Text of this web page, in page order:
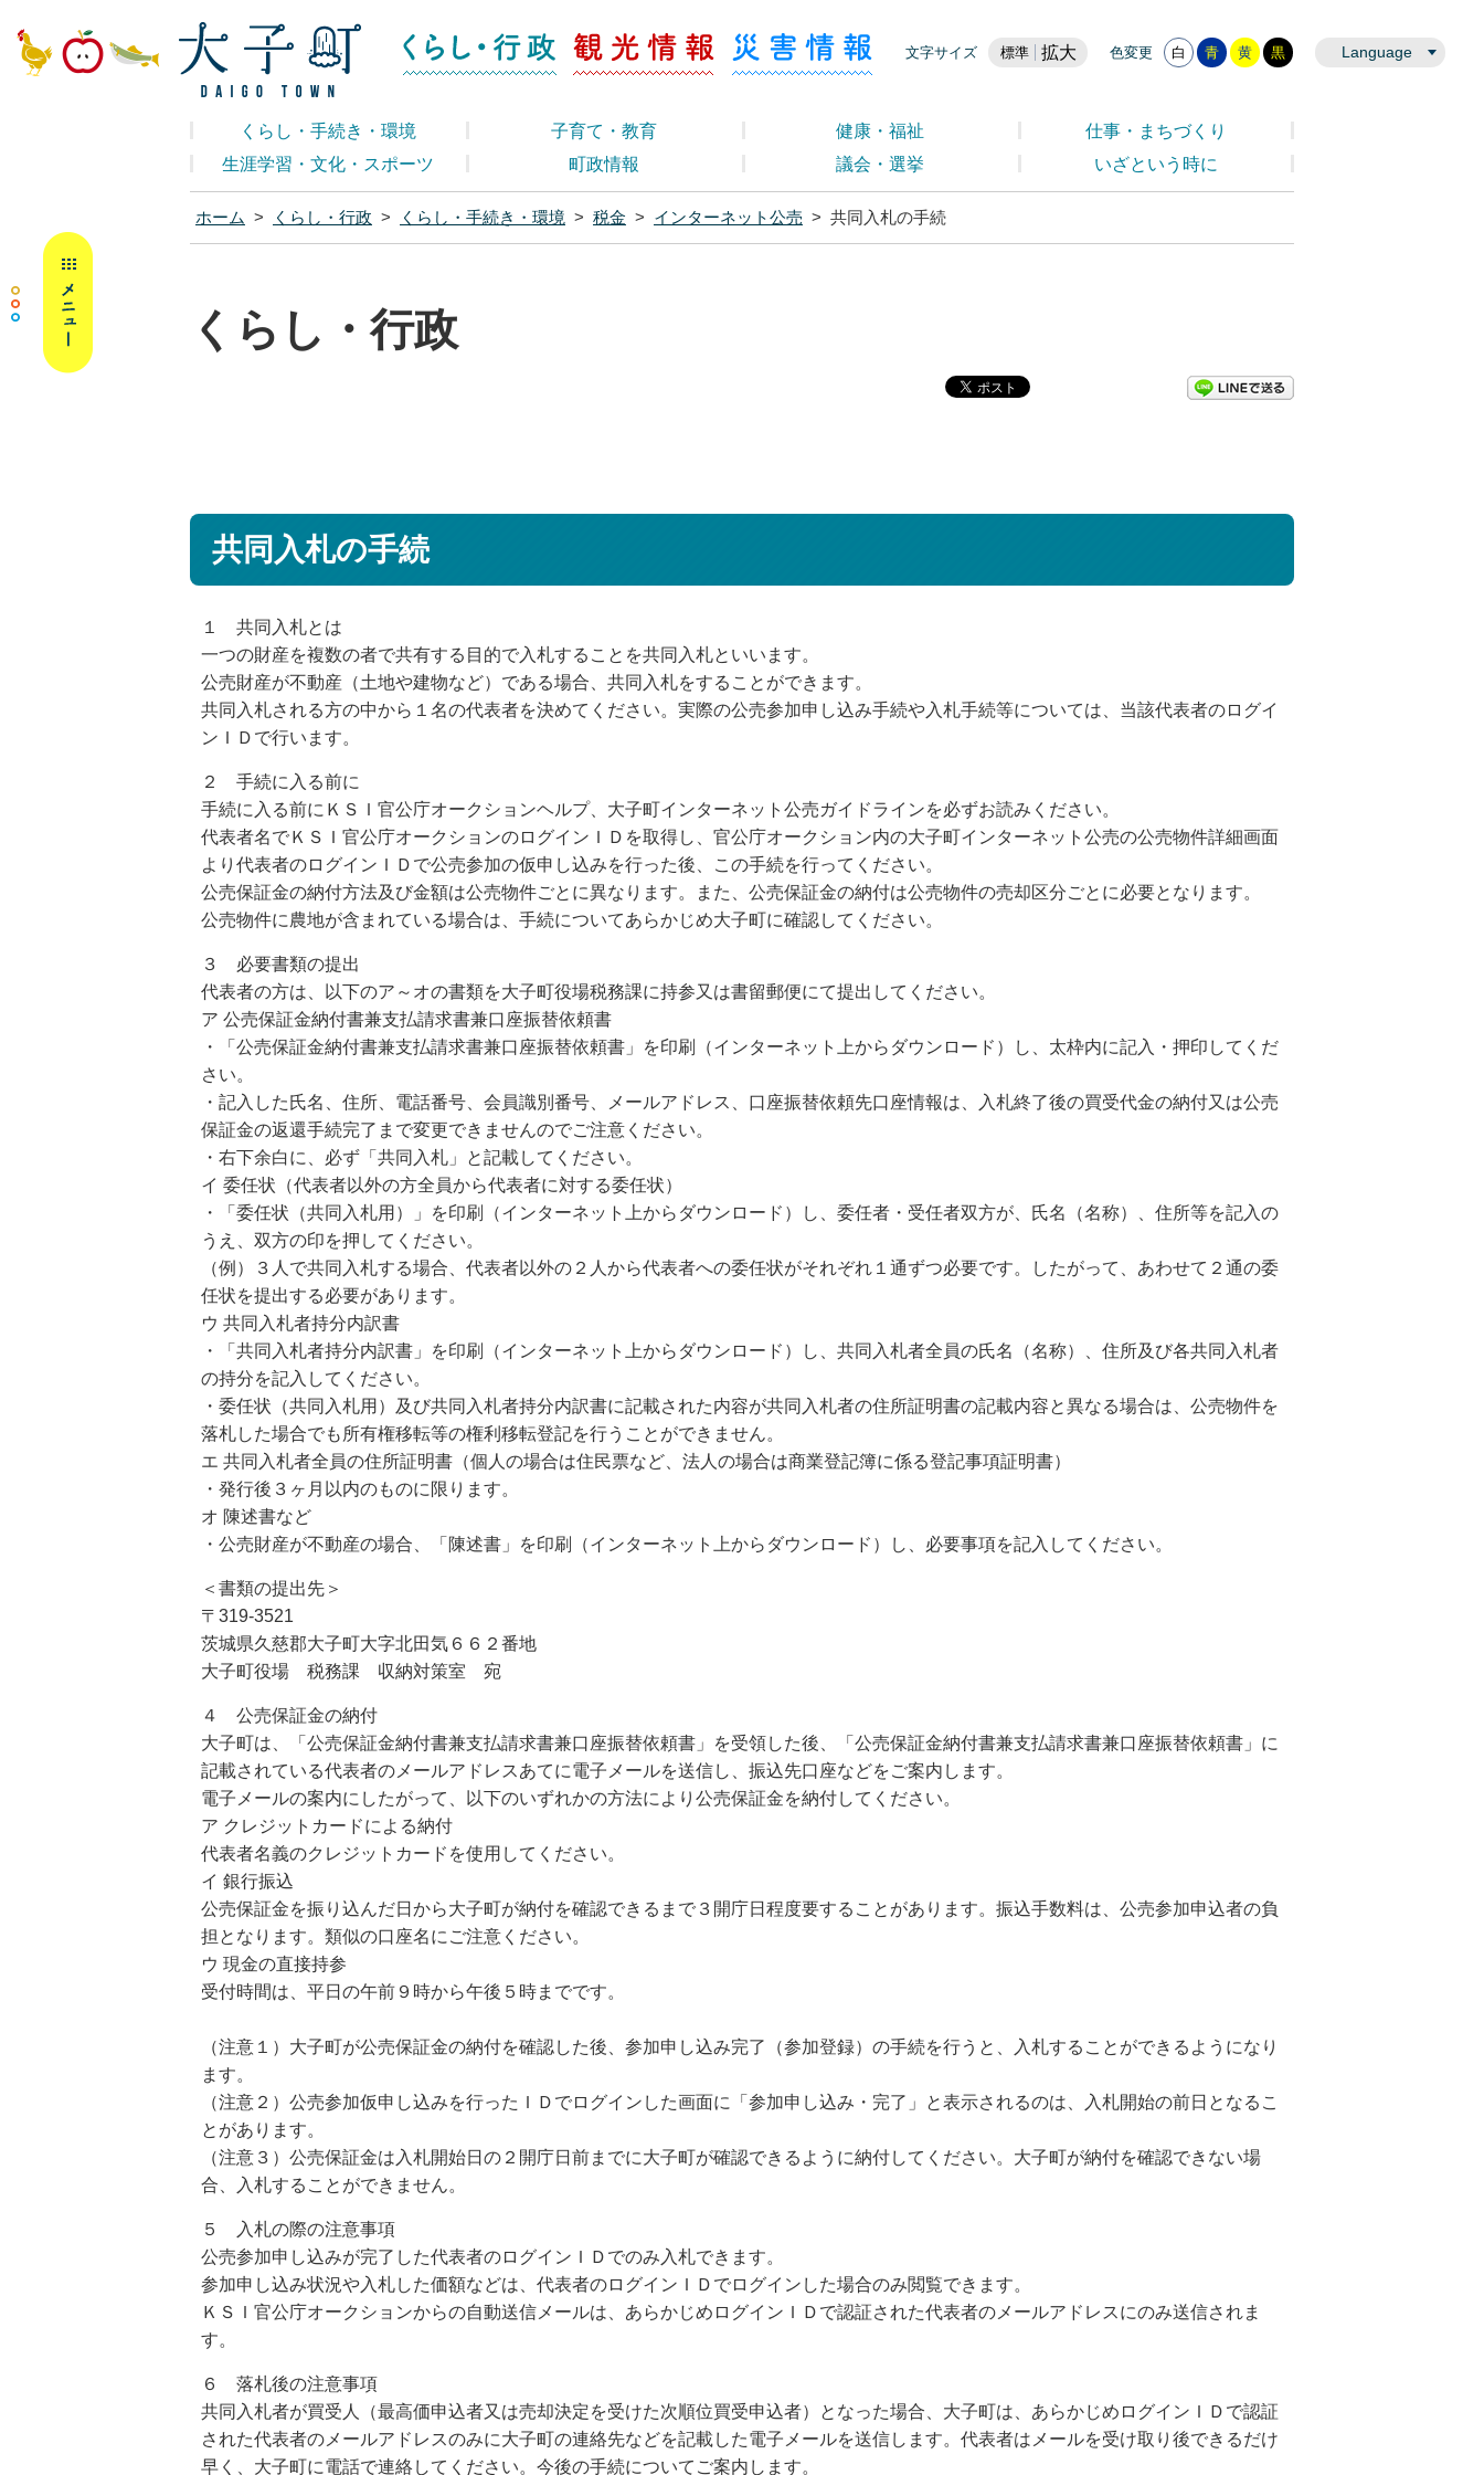
大子町ホームページ くらし・行政
文字サイズ 標準 拡大 色変更 白 青 黄 黒 Language
くらし・行政 観光情報 災害情報
くらし・手続き・環境 子育て・教育 健康・福祉
仕事・まちづくり
生涯学習・文化・スポーツ
町政情報 議会・選挙 いざという時に
ホーム > くらし・行政 > くらし・手続き・環境 > 税金 > インターネット公売 > 共同入札の手続
くらし・行政
共同入札の手続
１ 共同入札とは
一つの財産を複数の者で共有する目的で入札することを共同入札といいます。
公売財産が不動産（土地や建物など）である場合、共同入札をすることができます。
共同入札される方の中から１名の代表者を決めてください。実際の公売参加申し込み手続や入札手続等については、当該代表者のログイ
ンＩＤで行います。
２ 手続に入る前に
手続に入る前にＫＳＩ官公庁オークションヘルプ、大子町インターネット公売ガイドラインを必ずお読みください。
代表者名でＫＳＩ官公庁オークションのログインＩＤを取得し、官公庁オークション内の大子町インターネット公売の公売物件詳細画面
より代表者のログインＩＤで公売参加の仮申し込みを行った後、この手続を行ってください。
公売保証金の納付方法及び金額は公売物件ごとに異なります。また、公売保証金の納付は公売物件の売却区分ごとに必要となります。
公売物件に農地が含まれている場合は、手続についてあらかじめ大子町に確認してください。
３ 必要書類の提出
代表者の方は、以下のア～オの書類を大子町役場税務課に持参又は書留郵便にて提出してください。
ア 公売保証金納付書兼支払請求書兼口座振替依頼書
・「公売保証金納付書兼支払請求書兼口座振替依頼書」を印刷（インターネット上からダウンロード）し、太枠内に記入・押印してくだ
さい。
・記入した氏名、住所、電話番号、会員識別番号、メールアドレス、口座振替依頼先口座情報は、入札終了後の買受代金の納付又は公売
保証金の返還手続完了まで変更できませんのでご注意ください。
・右下余白に、必ず「共同入札」と記載してください。
イ 委任状（代表者以外の方全員から代表者に対する委任状）
・「委任状（共同入札用）」を印刷（インターネット上からダウンロード）し、委任者・受任者双方が、氏名（名称）、住所等を記入の
うえ、双方の印を押してください。
（例）３人で共同入札する場合、代表者以外の２人から代表者への委任状がそれぞれ１通ずつ必要です。したがって、あわせて２通の委
任状を提出する必要があります。
ウ 共同入札者持分内訳書
・「共同入札者持分内訳書」を印刷（インターネット上からダウンロード）し、共同入札者全員の氏名（名称）、住所及び各共同入札者
の持分を記入してください。
・委任状（共同入札用）及び共同入札者持分内訳書に記載された内容が共同入札者の住所証明書の記載内容と異なる場合は、公売物件を
落札した場合でも所有権移転等の権利移転登記を行うことができません。
エ 共同入札者全員の住所証明書（個人の場合は住民票など、法人の場合は商業登記簿に係る登記事項証明書）
・発行後３ヶ月以内のものに限ります。
オ 陳述書など
・公売財産が不動産の場合、「陳述書」を印刷（インターネット上からダウンロード）し、必要事項を記入してください。
＜書類の提出先＞
〒319-3521
茨城県久慈郡大子町大字北田気６６２番地
大子町役場 税務課 収納対策室 宛
４ 公売保証金の納付
大子町は、「公売保証金納付書兼支払請求書兼口座振替依頼書」を受領した後、「公売保証金納付書兼支払請求書兼口座振替依頼書」に
記載されている代表者のメールアドレスあてに電子メールを送信し、振込先口座などをご案内します。
電子メールの案内にしたがって、以下のいずれかの方法により公売保証金を納付してください。
ア クレジットカードによる納付
代表者名義のクレジットカードを使用してください。
イ 銀行振込
公売保証金を振り込んだ日から大子町が納付を確認できるまで３開庁日程度要することがあります。振込手数料は、公売参加申込者の負
担となります。類似の口座名にご注意ください。
ウ 現金の直接持参
受付時間は、平日の午前９時から午後５時までです。
（注意１）大子町が公売保証金の納付を確認した後、参加申し込み完了（参加登録）の手続を行うと、入札することができるようになり
ます。
（注意２）公売参加仮申し込みを行ったＩＤでログインした画面に「参加申し込み・完了」と表示されるのは、入札開始の前日となるこ
とがあります。
（注意３）公売保証金は入札開始日の２開庁日前までに大子町が確認できるように納付してください。大子町が納付を確認できない場
合、入札することができません。
５ 入札の際の注意事項
公売参加申し込みが完了した代表者のログインＩＤでのみ入札できます。
参加申し込み状況や入札した価額などは、代表者のログインＩＤでログインした場合のみ閲覧できます。
ＫＳＩ官公庁オークションからの自動送信メールは、あらかじめログインＩＤで認証された代表者のメールアドレスにのみ送信されま
す。
６ 落札後の注意事項
共同入札者が買受人（最高価申込者又は売却決定を受けた次順位買受申込者）となった場合、大子町は、あらかじめログインＩＤで認証
された代表者のメールアドレスのみに大子町の連絡先などを記載した電子メールを送信します。代表者はメールを受け取り後できるだけ
早く、大子町に電話で連絡してください。今後の手続についてご案内します。